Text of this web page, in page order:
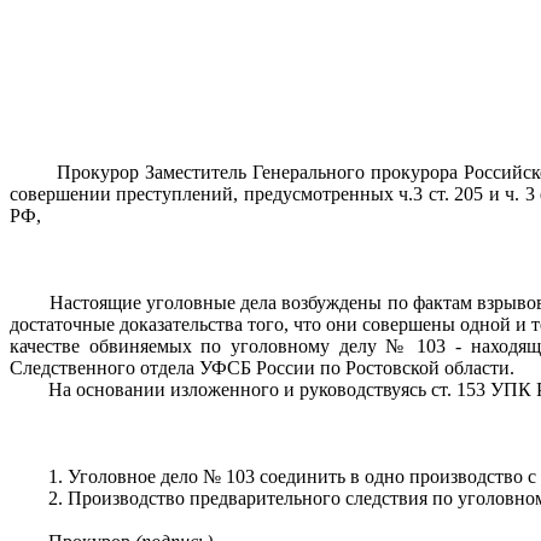
Прокурор Заместитель Генерального прокурора
совершении преступлений, предусмотренных ч.3 ст. 205 и
РФ,
Настоящие уголовные дела возбуждены по фактам взрывов
достаточные доказательства того, что они совершены
качестве обвиняемых по уголовному делу № 103 -
Следственного отдела УФСБ России по Ростовской области.
На основании изложенного и руководствуясь ст. 153 УПК
1. Уголовное дело № 103 соединить в одно производство
2. Производство предварительного следствия по